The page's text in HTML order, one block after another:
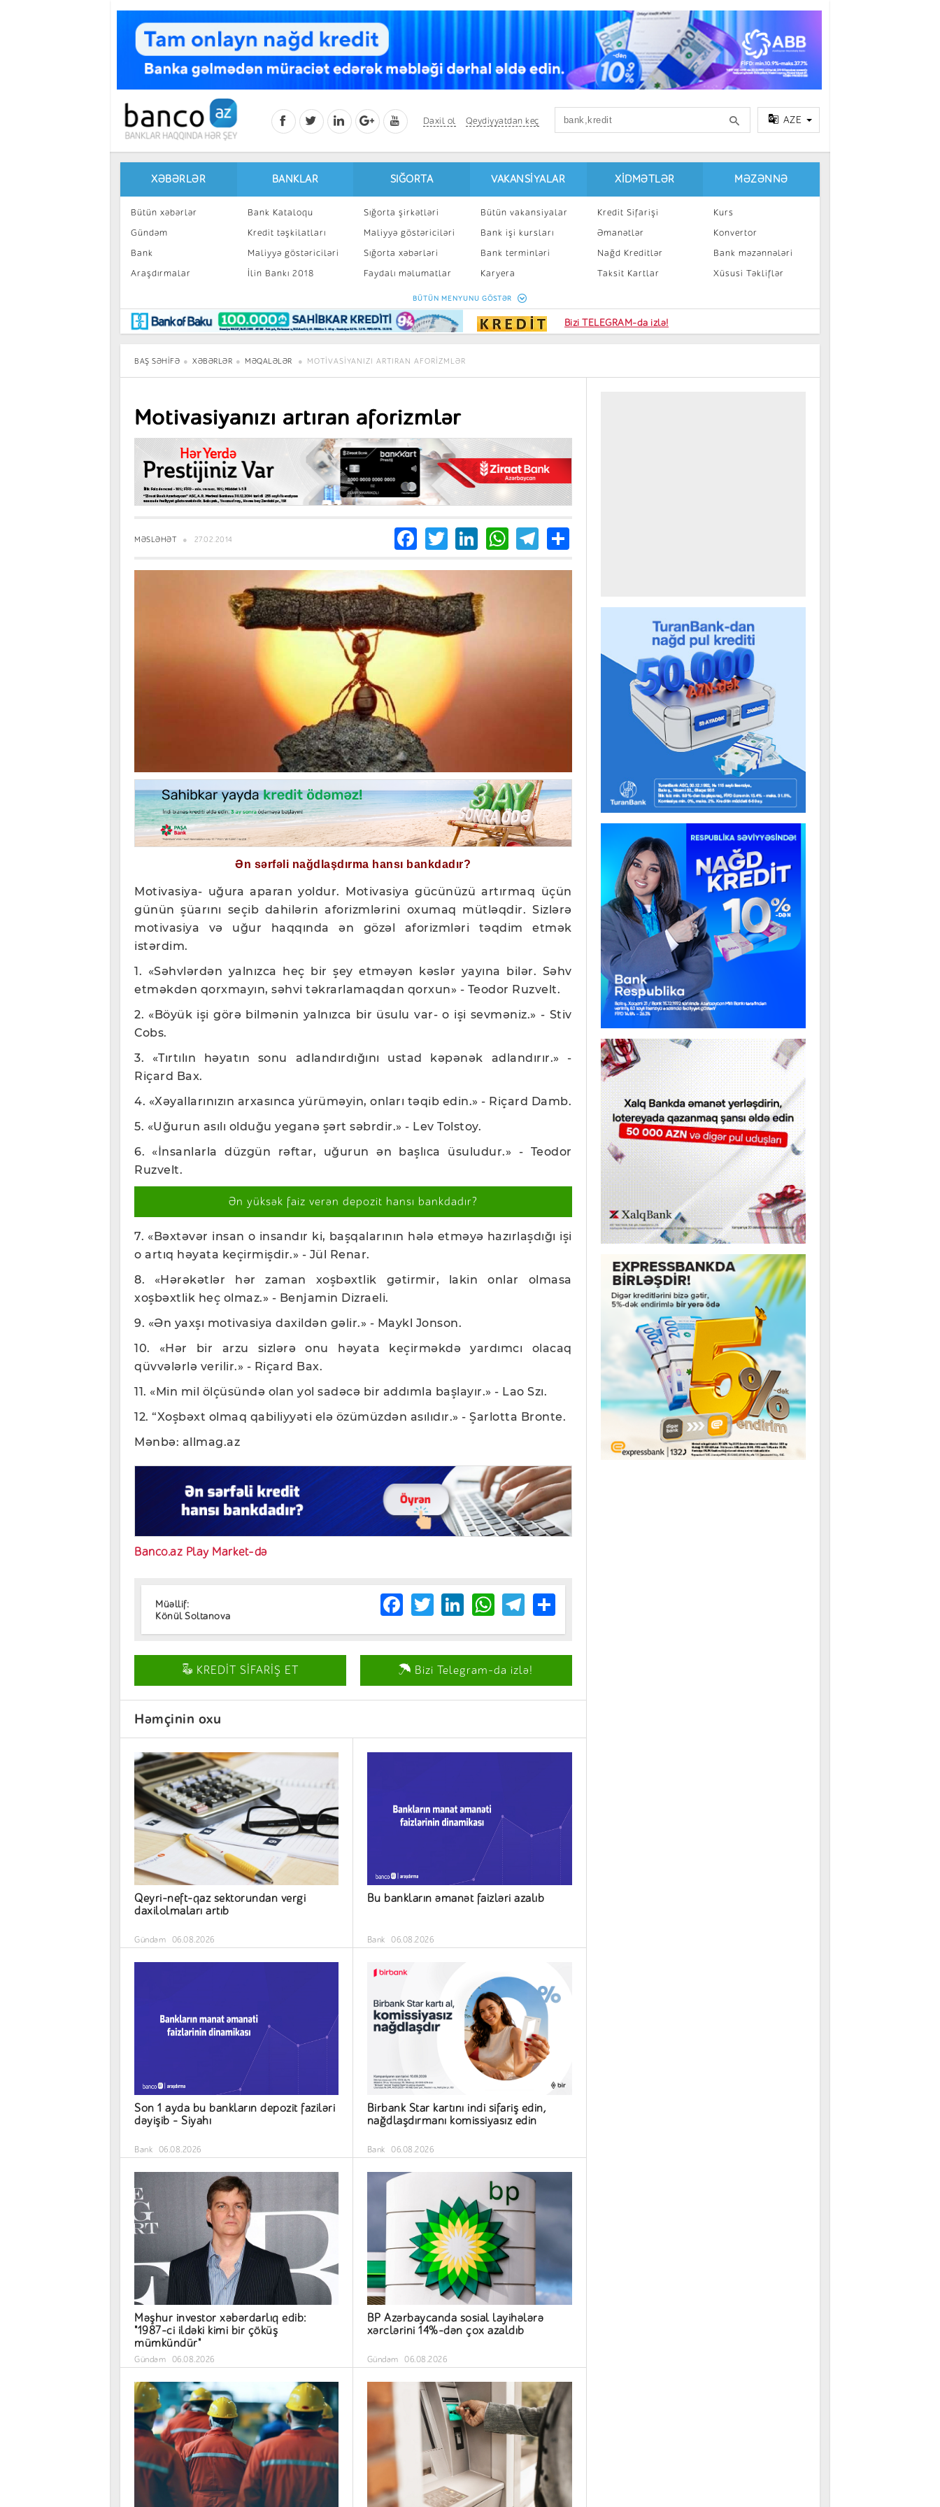
Daxil ol Qeydiyyatdan keç AZE
XƏBƏRLƏR
Bütün xəbərlər
Gündəm
Bank
Araşdırmalar
Maraqlı
BancoTV
Müsahibə
BANKLAR
Bank Kataloqu
Kredit təşkilatları
Maliyyə göstəriciləri
İlin Bankı 2018
SIĞORTA
Sığorta şirkətləri
Maliyyə göstəriciləri
Sığorta xəbərləri
Faydalı məlumatlar
Sığorta kalkulyatoru
VAKANSIYALAR
Bütün vakansiyalar
Bank işi kursları
Bank terminləri
Karyera
Peşakar inkişaf
XIDMƏTLƏR
Kredit Sifarişi
Əmanətlər
Nağd Kreditlər
Taksit Kartlar
Kart sifarişi
MƏZƏNNƏ
Kurs
Konvertor
Bank məzənnələri
Xüsusi Təkliflər
BÜTÜN MENYUNU GÖSTƏR
Bizi TELEGRAM-da izlə!
BAŞ SƏHIFƏ XƏBƏRLƏR MƏQALƏLƏR MOTIVASIYANIZI ARTIRAN AFORIZMLƏR
Motivasiyanızı artıran aforizmlər
MƏSLƏHƏT 27.02.2014 Facebook
TwitterLinkedIn
WhatsApp
Telegram
Share
Ən sərfəli nağdlaşdırma hansı bankdadır?
Motivasiya- uğura aparan yoldur. Motivasiya gücünüzü artırmaq üçün
günün şüarını seçib dahilərin aforizmlərini oxumaq mütləqdir. Sizlərə
motivasiya və uğur haqqında ən gözəl aforizmləri təqdim etmək
istərdim.
1. «Səhvlərdən yalnızca heç bir şey etməyən kəslər yayına bilər. Səhv
etməkdən qorxmayın, səhvi təkrarlamaqdan qorxun» - Teodor Ruzvelt.
2. «Böyük işi görə bilmənin yalnızca bir üsulu var- o işi sevməniz.» - Stiv
Cobs.
3. «Tırtılın həyatın sonu adlandırdığını ustad kəpənək adlandırır.» -
Riçard Bax.
4. «Xəyallarınızın arxasınca yürüməyin, onları təqib edin.» - Riçard Damb.
5. «Uğurun asılı olduğu yeganə şərt səbrdir.» - Lev Tolstoy.
6. «İnsanlarla düzgün rəftar, uğurun ən başlıca üsuludur.» - Teodor
Ruzvelt.
Ən yüksək faiz verən depozit hansı bankdadır?
7. «Bəxtəvər insan o insandır ki, başqalarının hələ etməyə hazırlaşdığı işi
o artıq həyata keçirmişdir.» - Jül Renar.
8. «Hərəkətlər hər zaman xoşbəxtlik gətirmir, lakin onlar olmasa
xoşbəxtlik heç olmaz.» - Benjamin Dizraeli.
9. «Ən yaxşı motivasiya daxildən gəlir.» - Maykl Jonson.
10. «Hər bir arzu sizlərə onu həyata keçirməkdə yardımcı olacaq
qüvvələrlə verilir.» - Riçard Bax.
11. «Min mil ölçüsündə olan yol sadəcə bir addımla başlayır.» - Lao Szı.
12. “Xoşbəxt olmaq qabiliyyəti elə özümüzdən asılıdır.» - Şarlotta Bronte.
Mənbə: allmag.az
Banco.az Play Market-də
Müəllif:
Könül Soltanova
Facebook
TwitterLinkedIn
WhatsApp
Telegram
Share
KREDİT SİFARİŞ ET Bizi Telegram-da izlə!
Həmçinin oxu
Qeyri-neft-qaz sektorundan vergi
daxilolmaları artıb
Gündəm 06.08.2026
Bu bankların əmanət faizləri azalıb
Bank 06.08.2026
Son 1 ayda bu bankların depozit faziləri
dəyişib – Siyahı
Bank 06.08.2026
Birbank Star kartını indi sifariş edin,
nağdlaşdırmanı komissiyasız edin
Bank 06.08.2026
Məşhur investor xəbərdarlıq edib:
"1987-ci ildəki kimi bir çöküş
mümkündür"
Gündəm 06.08.2026
BP Azərbaycanda sosial layihələrə
xərclərini 14%-dən çox azaldıb
Gündəm 06.08.2026